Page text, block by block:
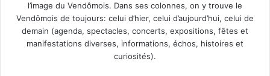
l’image du Vendômois. Dans ses colonnes, on y trouve le
Vendômois de toujours: celui d’hier, celui d’aujourd’hui, celui de
demain (agenda, spectacles, concerts, expositions, fêtes et
manifestations diverses, informations, échos, histoires et
curiosités).